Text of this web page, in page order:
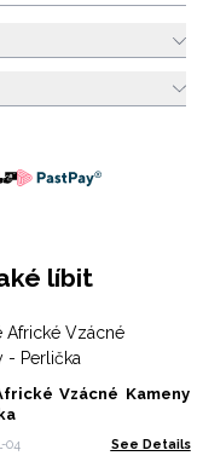
líbit
Vzácné Kameny
04 See Details